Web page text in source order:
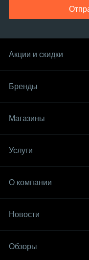
Акции и скидки
Бренды
Магазины
Услуги
О компании
Новости
Обзоры